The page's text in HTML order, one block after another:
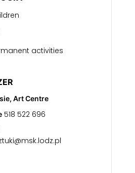
activities
Art Centre
518 522 696